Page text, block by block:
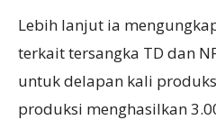
Lebih lanjut ia
terkait tersangka TD dan
untuk delapan kali
produksi menghasilkan